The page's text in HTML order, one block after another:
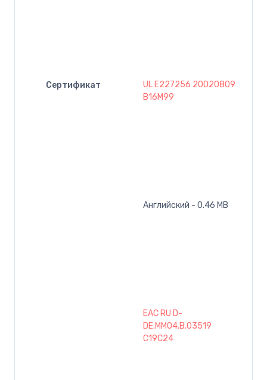
Сертификат
UL E227256 20020809
B16M99
Английский - 0.46 MB
EAC RU D-
DE.MM04.B.03519
C19C24